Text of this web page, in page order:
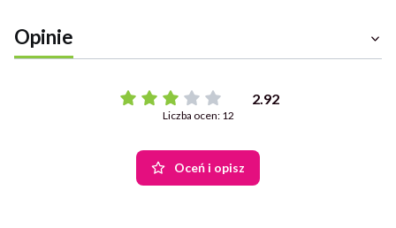
Opinie
2.92
Liczba ocen: 12
Oceń i opisz